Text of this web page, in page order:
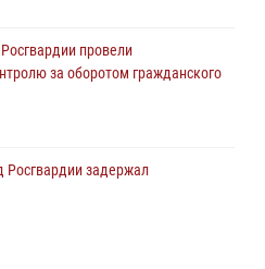
провели
за оборотом гражданского
Росгвардии задержал